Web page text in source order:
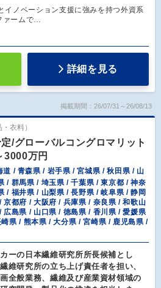
イノベーション支援に強みを持つ外資系
ァームで…
詳細を見る
掲載期間：26/07/31～26/08/13
衣料）
/グローバルコングロマリット
3000万円
道 / 青森県 / 岩手県 / 宮城県 / 秋田県 / 山
/ 群馬県 / 埼玉県 / 千葉県 / 東京都 / 神奈
/ 福井県 / 山梨県 / 長野県 / 岐阜県 / 静岡
京都府 / 大阪府 / 兵庫県 / 奈良県 / 和歌山
広島県 / 山口県 / 徳島県 / 香川県 / 愛媛県
県 / 熊本県 / 大分県 / 宮崎県 / 鹿児島県 /
ーの日本繊維研究所所長候補とし
維研究所の立ち上げ責任者を担い、
全般業務、繊維及び産業資材領域の